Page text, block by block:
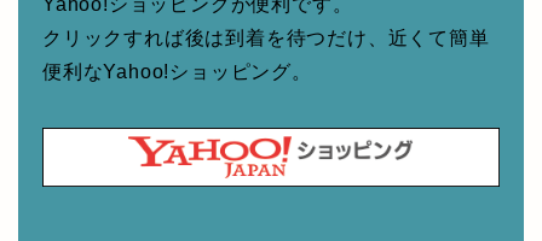
Yahoo!ショッピングが便利です。
クリックすれば後は到着を待つだけ、近くて簡単
便利なYahoo!ショッピング。